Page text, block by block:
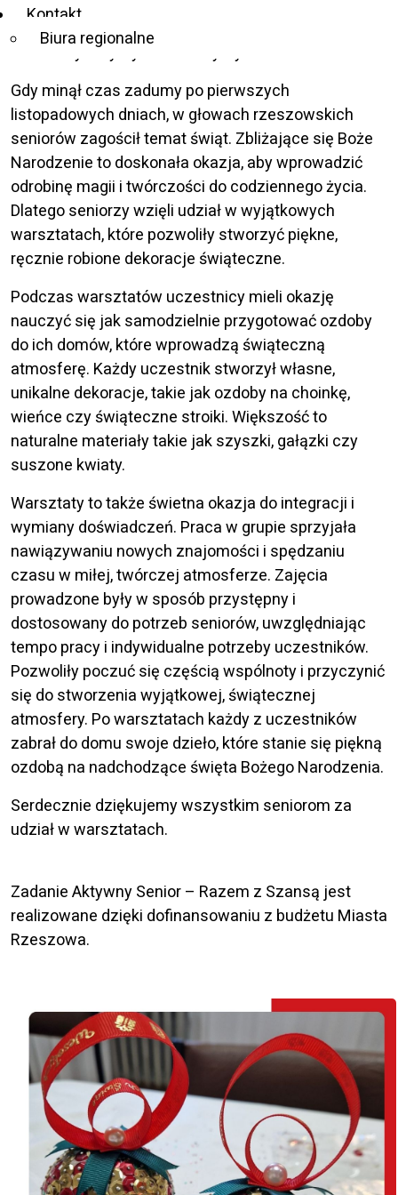
Kontakt
Biura regionalne
Szansą, realizowanego przez rzeszowskie biuro
Fundacji Szansa – Jesteśmy Razem odbyły się
warsztaty florystyczno – artystyczne.
Gdy minął czas zadumy po pierwszych
listopadowych dniach, w głowach rzeszowskich
seniorów zagościł temat świąt. Zbliżające się Boże
Narodzenie to doskonała okazja, aby wprowadzić
odrobinę magii i twórczości do codziennego życia.
Dlatego seniorzy wzięli udział w wyjątkowych
warsztatach, które pozwoliły stworzyć piękne,
ręcznie robione dekoracje świąteczne.
Podczas warsztatów uczestnicy mieli okazję
nauczyć się jak samodzielnie przygotować ozdoby
do ich domów, które wprowadzą świąteczną
atmosferę. Każdy uczestnik stworzył własne,
unikalne dekoracje, takie jak ozdoby na choinkę,
wieńce czy świąteczne stroiki. Większość to
naturalne materiały takie jak szyszki, gałązki czy
suszone kwiaty.
Warsztaty to także świetna okazja do integracji i
wymiany doświadczeń. Praca w grupie sprzyjała
nawiązywaniu nowych znajomości i spędzaniu
czasu w miłej, twórczej atmosferze. Zajęcia
prowadzone były w sposób przystępny i
dostosowany do potrzeb seniorów, uwzględniając
tempo pracy i indywidualne potrzeby uczestników.
Pozwoliły poczuć się częścią wspólnoty i przyczynić
się do stworzenia wyjątkowej, świątecznej
atmosfery. Po warsztatach każdy z uczestników
zabrał do domu swoje dzieło, które stanie się piękną
ozdobą na nadchodzące święta Bożego Narodzenia.
Serdecznie dziękujemy wszystkim seniorom za
udział w warsztatach.
Zadanie Aktywny Senior – Razem z Szansą jest
realizowane dzięki dofinansowaniu z budżetu Miasta
Rzeszowa.